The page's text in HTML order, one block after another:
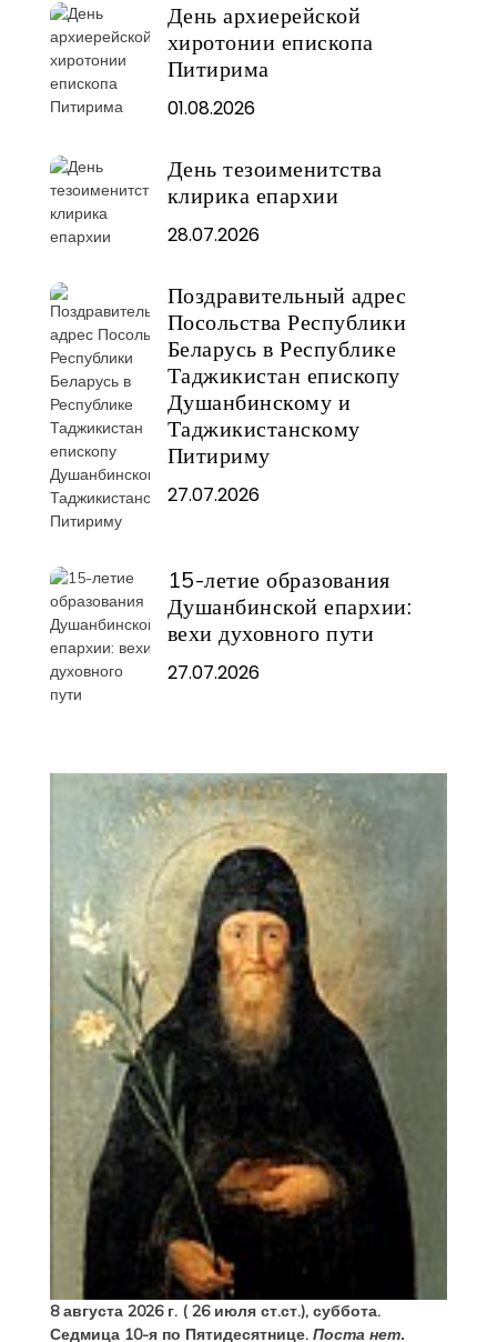
День архиерейской
хиротонии епископа
Питирима
01.08.2026
День тезоименитства
клирика епархии
28.07.2026
Поздравительный адрес
Посольства Республики
Беларусь в Республике
Таджикистан епископу
Душанбинскому и
Таджикистанскому
Питириму
27.07.2026
15-летие образования
Душанбинской епархии:
вехи духовного пути
27.07.2026
8 августа 2026 г. ( 26 июля ст.ст.), суббота.
Седмица 10-я по Пятидесятнице. Поста нет.